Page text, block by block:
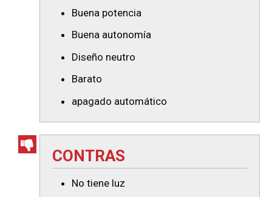
Buena potencia
Buena autonomía
Diseño neutro
Barato
apagado automático
CONTRAS
No tiene luz